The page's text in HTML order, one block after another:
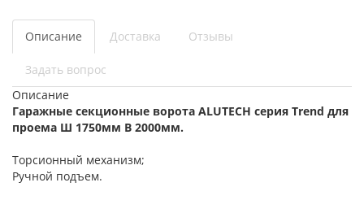
Описание Доставка Отзывы
Задать вопрос
Описание
Гаражные секционные ворота ALUTECH серия Trend для
проема Ш 1750мм В 2000мм.
Торсионный механизм;
Ручной подъем.